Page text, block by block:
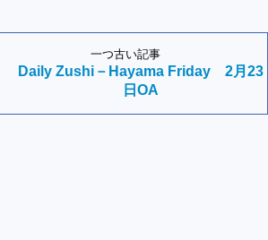
一つ古い記事
Daily Zushi－Hayama Friday 2月23
日OA